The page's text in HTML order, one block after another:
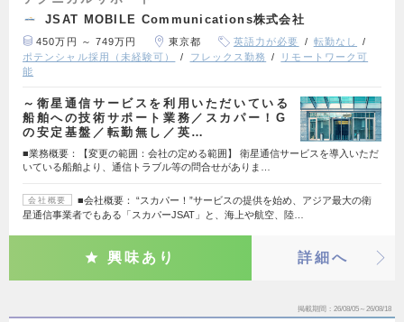
JSAT MOBILE Communications株式会社
450万円 ～ 749万円 東京都 英語力が必要
転勤なし
ポテンシャル採用（未経験可）
フレックス勤務
リモートワーク可
能
～衛星通信サービスを利用いただいている
船舶への技術サポート業務／スカパー！G
の安定基盤／転勤無し／英…
■業務概要：【変更の範囲：会社の定める範囲】 衛星通信サービスを導入いただ
いている船舶より、通信トラブル等の問合せがありま…
会社概要
■会社概要： “スカパー！”サービスの提供を始め、アジア最大の衛
星通信事業者でもある「スカパーJSAT」と、海上や航空、陸…
興味あり 詳細へ
掲載期間 26/08/05～26/08/18